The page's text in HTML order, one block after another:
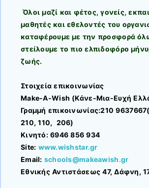
Όλοι μαζί και φέτος, γονείς,
μαθητές και εθελοντές του
καταφέρουμε με την προσφορά
στείλουμε το πιο ελπιδοφόρο
ζωής.
Στοιχεία επικοινωνίας
Make-A-Wish (Κάνε-Μια-Ευχή
Γραμμή επικοινωνίας:210
210, 110, 206)
Kινητό: 6946 856 934
Site: www.wishstar.gr
Email: schools@makeawish.gr
Εθνικής Αντιστάσεως 47, Δάφνη,